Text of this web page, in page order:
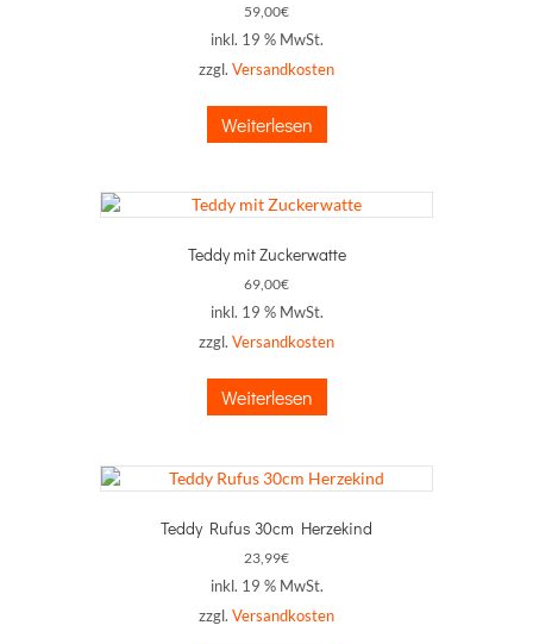
59,00€
inkl. 19 % MwSt.
zzgl. Versandkosten
Weiterlesen
Teddy mit Zuckerwatte
69,00€
inkl. 19 % MwSt.
zzgl. Versandkosten
Weiterlesen
Teddy Rufus 30cm Herzekind
23,99€
inkl. 19 % MwSt.
zzgl. Versandkosten